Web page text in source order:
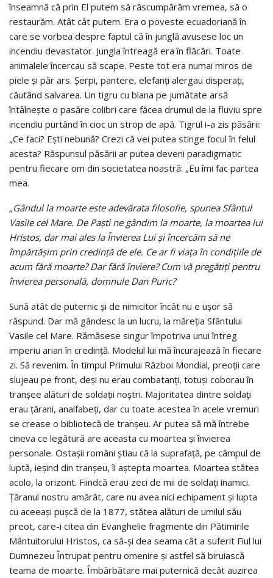
înseamnă că prin El putem să răscumpărăm vremea, să o
restaurăm. Atât cât putem. Era o poveste ecuadoriană în
care se vorbea despre faptul că în junglă avusese loc un
incendiu devastator. Jungla întreagă era în flăcări. Toate
animalele încercau să scape. Peste tot era numai miros de
piele și păr ars. Șerpi, pantere, elefanți alergau disperați,
căutând salvarea. Un tigru cu blana pe jumătate arsă
întâlnește o pasăre colibri care făcea drumul de la fluviu spre
incendiu purtând în cioc un strop de apă. Tigrul i-a zis păsării:
„Ce faci? Ești nebună? Crezi că vei putea stinge focul în felul
acesta? Răspunsul păsării ar putea deveni paradigmatic
pentru fiecare om din societatea noastră: „Eu îmi fac partea
mea.
„Gândul la moarte este adevărata filosofie, spunea Sfântul
Vasile cel Mare. De Paști ne gândim la moarte, la moartea lui
Hristos, dar mai ales la Învierea Lui și încercăm să ne
împărtășim prin credință de ele. Ce ar fi viața în condițiile de
acum fără moarte? Dar fără înviere? Cum vă pregătiți pentru
învierea personală, domnule Dan Puric?
Sună atât de puternic și de nimicitor încât nu e ușor să
răspund. Dar mă gândesc la un lucru, la măreția Sfântului
Vasile cel Mare. Rămăsese singur împotriva unui întreg
imperiu arian în credință. Modelul lui mă încurajează în fiecare
zi. Să revenim. În timpul Primului Război Mondial, preoții care
slujeau pe front, deși nu erau combatanți, totuși coborau în
tranșee alături de soldații noștri. Majoritatea dintre soldați
erau țărani, analfabeți, dar cu toate acestea în acele vremuri
se crease o bibliotecă de tranșeu. Ar putea să mă întrebe
cineva ce legătură are aceasta cu moartea și învierea
personale. Ostașii români știau că la suprafață, pe câmpul de
luptă, ieșind din tranșeu, îi aștepta moartea. Moartea stătea
acolo, la orizont. Fiindcă erau zeci de mii de soldați inamici.
Țăranul nostru amărât, care nu avea nici echipament și lupta
cu aceeași pușcă de la 1877, stătea alături de umilul său
preot, care-i citea din Evanghelie fragmente din Pătimirile
Mântuitorului Hristos, ca să-și dea seama cât a suferit Fiul lui
Dumnezeu Întrupat pentru omenire și astfel să biruiască
teama de moarte. Îmbărbătare mai puternică decât auzirea